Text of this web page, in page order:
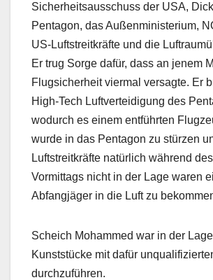
Sicherheitsausschuss der USA,
Pentagon, das Außenministerium,
US-Luftstreitkräfte und die
Er trug Sorge dafür, dass an jenem
Flugsicherheit viermal versagte. Er
High-Tech Luftverteidigung des
wodurch es einem entführten
wurde in das Pentagon zu stürzen
Luftstreitkräfte natürlich während
Vormittags nicht in der Lage waren
Abfangjäger in die Luft zu
Scheich Mohammed war in der
Kunststücke mit dafür
durchzuführen.